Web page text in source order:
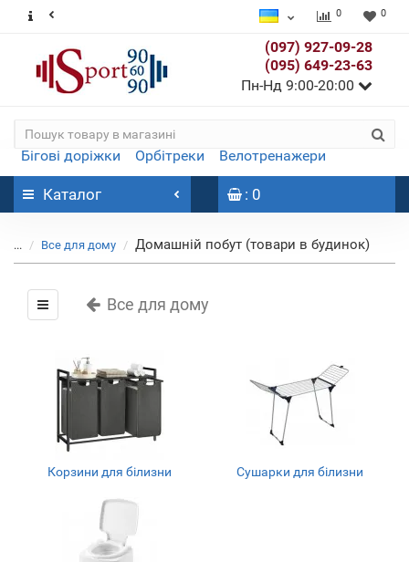
0 0
(097) 927-09-28
(095) 649-23-63
Пн-Нд 9:00-20:00
Бігові доріжки Орбітреки Велотренажери
Каталог : 0
... Все для дому Домашній побут (товари в будинок)
Все для дому
Корзини для білизни Сушарки для білизни